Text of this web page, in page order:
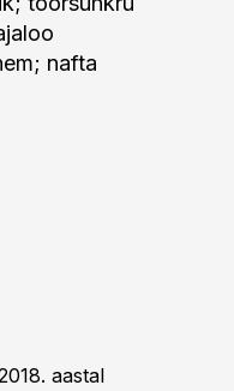
nafta
aastal